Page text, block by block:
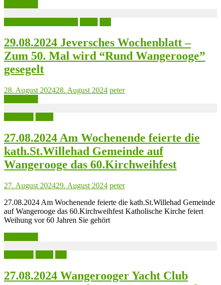
29.08.2024 Jeversches Wochenblatt –
Zum 50. Mal wird “Rund Wangerooge”
gesegelt
28. August 202428. August 2024 peter
27.08.2024 Am Wochenende feierte die
kath.St.Willehad Gemeinde auf
Wangerooge das 60.Kirchweihfest
27. August 202429. August 2024 peter
27.08.2024 Am Wochenende feierte die kath.St.Willehad Gemeinde
auf Wangerooge das 60.Kirchweihfest Katholische Kirche feiert
Weihung vor 60 Jahren Sie gehört
27.08.2024 Wangerooger Yacht Club